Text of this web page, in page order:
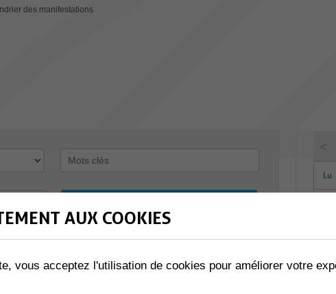
des manifestations
Lu
11
AUX COOKIES
vous acceptez l'utilisation de cookies pour améliorer votre